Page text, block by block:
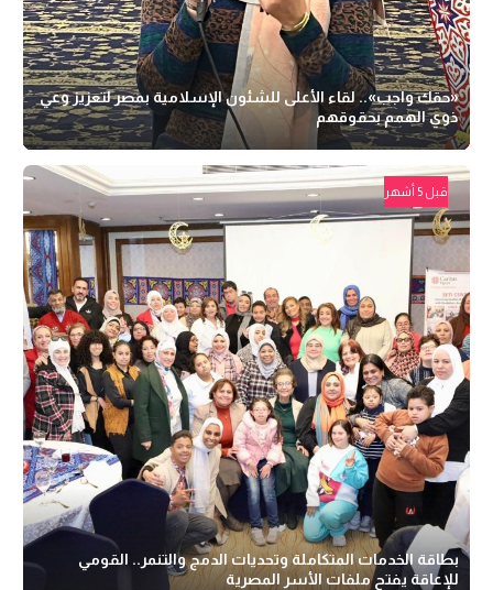
«حقك واجب».. لقاء الأعلى للشئون الإسلامية بمصر لتعزيز وعي
ذوي الهمم بحقوقهم
قبل 5 أشهر
بطاقة الخدمات المتكاملة وتحديات الدمج والتنمر.. القومي
للإعاقة يفتح ملفات الأسر المصرية